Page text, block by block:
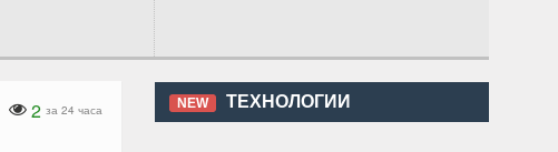
NEW ТЕХНОЛОГИИ
2 за 24 часа